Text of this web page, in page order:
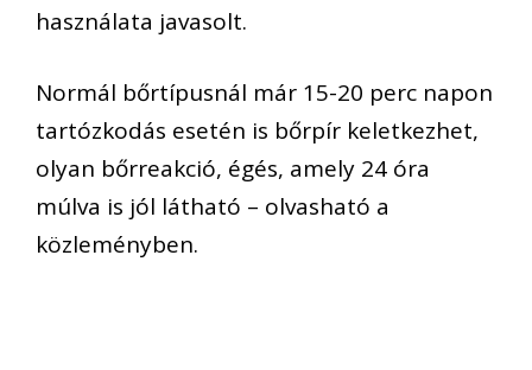
használata javasolt.
Normál bőrtípusnál már 15-20 perc napon
tartózkodás esetén is bőrpír keletkezhet,
olyan bőrreakció, égés, amely 24 óra
múlva is jól látható – olvasható a
közleményben.